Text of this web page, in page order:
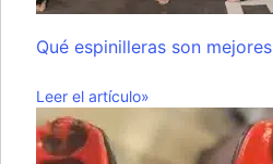
Qué espinilleras son mejores
Leer el artículo»